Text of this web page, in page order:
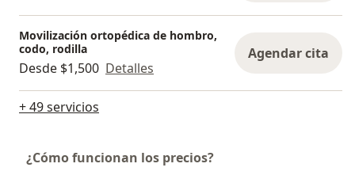
Movilización ortopédica de hombro,
codo, rodilla
Desde $1,500 Detalles
Agendar cita
+ 49 servicios
¿Cómo funcionan los precios?